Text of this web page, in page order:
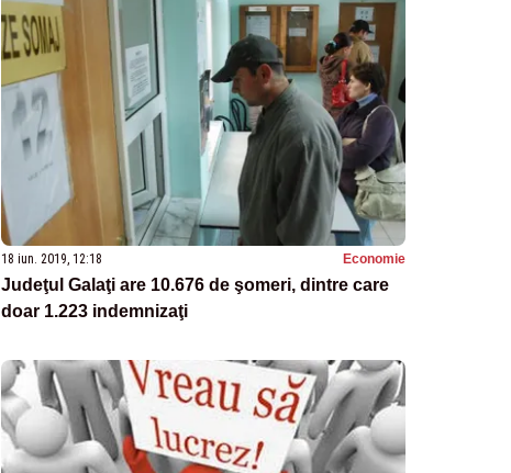
18 iun. 2019, 12:18 Economie
Judeţul Galaţi are 10.676 de şomeri, dintre care
doar 1.223 indemnizaţi